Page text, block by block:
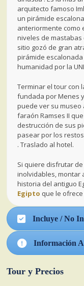
arquitecto famoso
un pirámide
anteriormente como
niveles de mastabas
sitio gozó de gran
pirámide
humanidad por la
Terminar el tour con
fundada por Menes
puede ver su museo
faraón Ramses II
destrucción de sus
pasear por los
. Traslado al hotel.
Si quiere disfrutar
inolvidables, montar
historia del antiguo
Egipto que le
Incluye / No
Información
Tour y Precios